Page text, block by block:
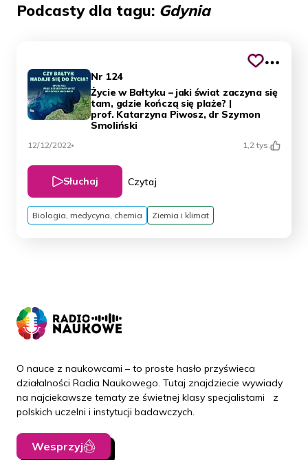
Podcasty dla tagu: Gdynia
Nr 124
Życie w Bałtyku – jaki świat zaczyna się
tam, gdzie kończą się plaże? |
prof. Katarzyna Piwosz, dr Szymon
Smoliński
12/12/2022 1,2 tys.
Słuchaj Czytaj
Biologia, medycyna, chemia Ziemia i klimat
O nauce z naukowcami – to proste hasło przyświeca
działalności Radia Naukowego. Tutaj znajdziecie wywiady
na najciekawsze tematy ze świetnej klasy specjalistami z
polskich uczelni i instytucji badawczych.
Wesprzyj